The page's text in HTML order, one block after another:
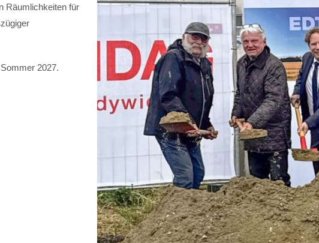
Räumlichkeiten für
2027.